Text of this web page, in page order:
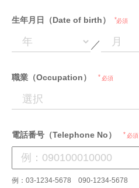
生年月日（Date of birth） 必須
／
職業（Occupation） 必須
電話番号（Telephone No） 必須
例：03-1234-5678 090-1234-5678